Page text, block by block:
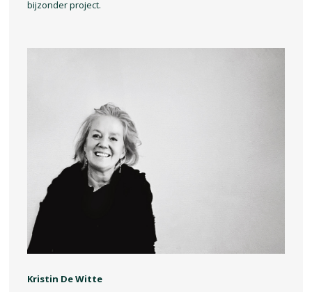
bijzonder project.
Kristin De Witte